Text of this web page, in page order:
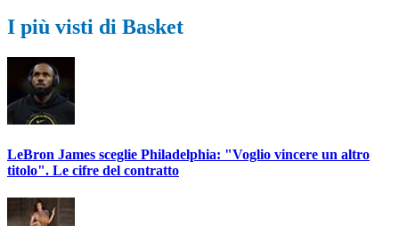
I più visti di Basket
LeBron James sceglie Philadelphia: "Voglio vincere un altro
titolo". Le cifre del contratto